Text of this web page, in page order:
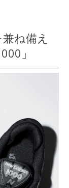
ね備え
」